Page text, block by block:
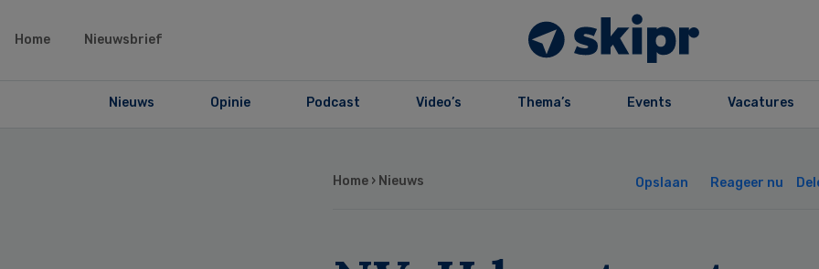
Home Nieuwsbrief
Nieuws Opinie Podcast Video’s Thema’s Events Vacatures
Home › Nieuws Opslaan Reageer nu